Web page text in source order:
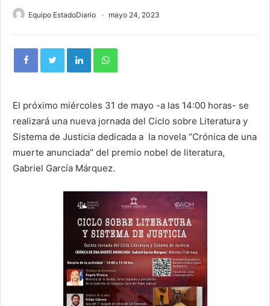
Equipo EstadoDiario mayo 24, 2023
El próximo miércoles 31 de mayo -a las 14:00 horas- se
realizará una nueva jornada del Ciclo sobre Literatura y
Sistema de Justicia dedicada a la novela “Crónica de una
muerte anunciada” del premio nobel de literatura,
Gabriel García Márquez.